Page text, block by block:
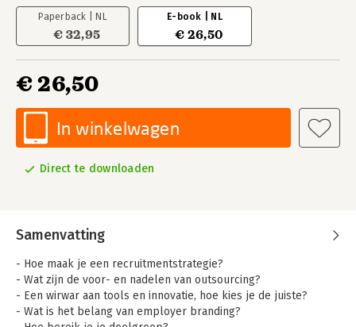
Paperback | NL
€ 32,95
E-book | NL
€ 26,50
€ 26,50
In winkelwagen
Direct te downloaden
Samenvatting
- Hoe maak je een recruitmentstrategie?
- Wat zijn de voor- en nadelen van outsourcing?
- Een wirwar aan tools en innovatie, hoe kies je de juiste?
- Wat is het belang van employer branding?